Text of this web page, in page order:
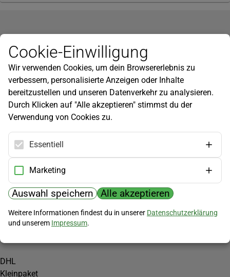
Newsletter
Infos zu neuen Produkten, Gartentipps und mehr findest du in
unserem Newsletter!
Jetzt anmelden
Hilfe
Kundenservice
Widerrufsbelehrung
Versandkosten
Zahlungsmöglichkeiten
PayPal
Vorkasse
Versand
DHL
Kleinpaket
Cookie-Einwilligung
Wir verwenden Cookies, um dein Browsererlebnis zu
verbessern, personalisierte Anzeigen oder Inhalte
bereitzustellen und unseren Datenverkehr zu analysieren.
Durch Klicken auf "Alle akzeptieren" stimmst du der
Verwendung von Cookies zu.
Essentiell
Marketing
Auswahl speichern Alle akzeptieren
Weitere Informationen findest du in unserer Datenschutzerklärung
und unserem Impressum.